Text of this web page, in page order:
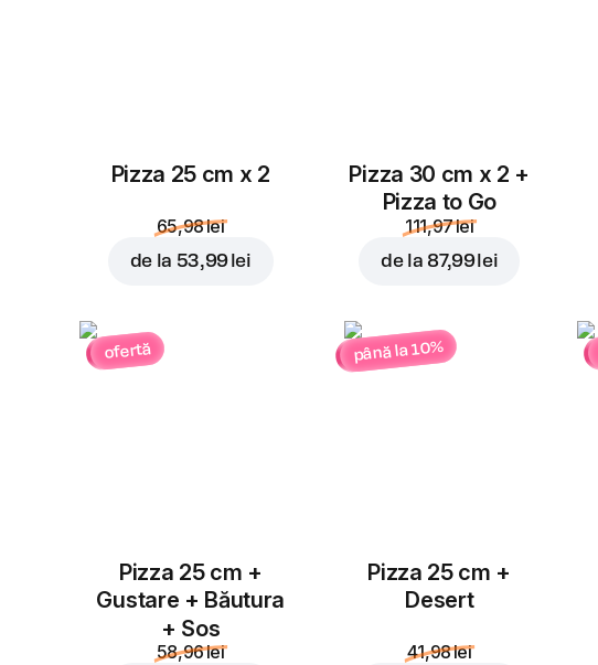
Pizza 25 cm x 2
65,98 lei
de la 53,99 lei
Pizza 30 cm x 2 +
Pizza to Go
111,97 lei
de la 87,99 lei
ofertă
Pizza 25 cm +
Gustare + Băutura
+ Sos
58,96 lei
până la 10%
Pizza 25 cm +
Desert
41,98 lei